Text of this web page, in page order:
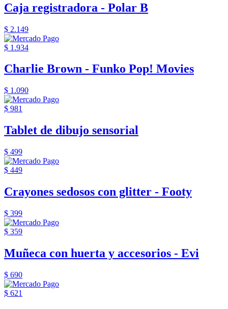
Caja registradora - Polar B
$ 2.149
$ 1.934
Charlie Brown - Funko Pop! Movies
$ 1.090
$ 981
Tablet de dibujo sensorial
$ 499
$ 449
Crayones sedosos con glitter - Footy
$ 399
$ 359
Muñeca con huerta y accesorios - Evi
$ 690
$ 621